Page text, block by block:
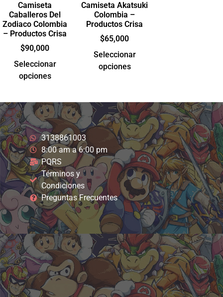
Camiseta
Caballeros Del
Zodiaco Colombia
– Productos Crisa
$90,000
Seleccionar
opciones
Camiseta Akatsuki
Colombia –
Productos Crisa
$65,000
Seleccionar
opciones
3138861003
8:00 am a 6:00 pm
PQRS
Términos y
Condiciones
Preguntas Frecuentes